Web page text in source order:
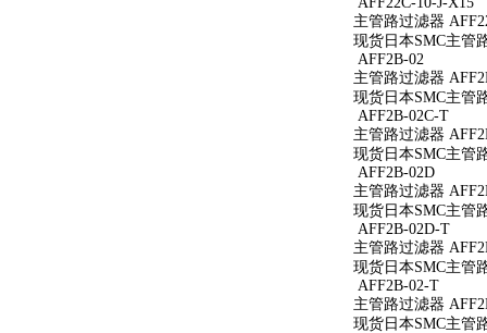
主管路过滤器
现货日本SMC主管
AFF2B-02
主管路过滤器
现货日本SMC主管
AFF2B-02C-T
主管路过滤器
现货日本SMC主管
AFF2B-02D
主管路过滤器
现货日本SMC主管
AFF2B-02D-T
主管路过滤器
现货日本SMC主管
AFF2B-02-T
主管路过滤器
现货日本SMC主管